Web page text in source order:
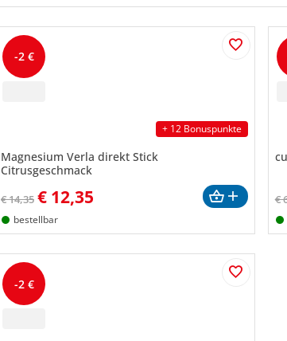
-2 €
+ 12 Bonuspunkte
Magnesium Verla direkt Stick
Citrusgeschmack
€ 14,35 € 12,35
bestellbar
€
-2 €